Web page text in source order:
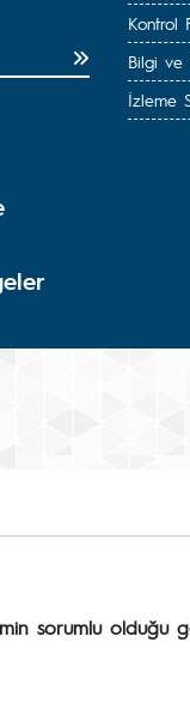
Kontrol
Bilgi ve
İzleme
sorumlu olduğu